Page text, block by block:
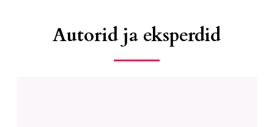
Autorid ja eksperdid